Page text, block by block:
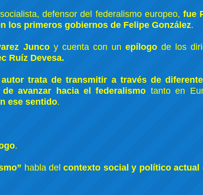
defensor del federalismo europeo, fue
los primeros gobiernos de Felipe González.
Juncoy cuenta con un epílogode los
Ruíz Devesa.
trata de transmitir a través de
avanzar hacia el federalismo tanto en
ese sentido.
.
habla delcontexto social y político actual